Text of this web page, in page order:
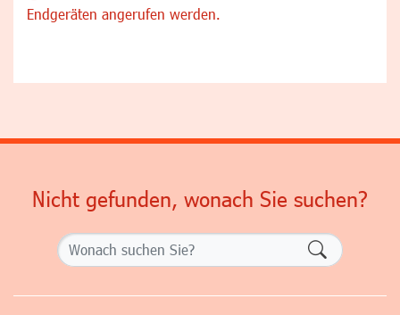
Endgeräten angerufen werden.
Nicht gefunden, wonach Sie suchen?